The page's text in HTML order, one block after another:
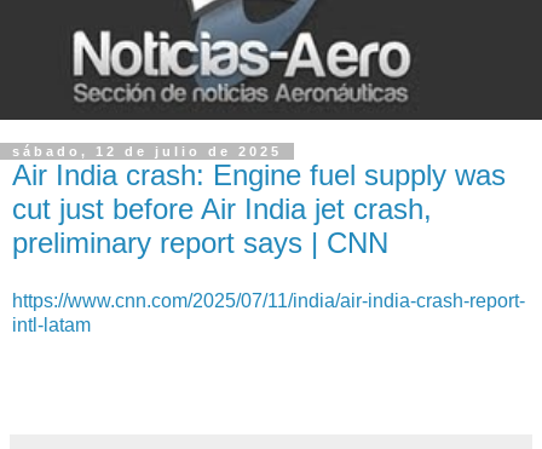
sábado, 12 de julio de 2025
Air India crash: Engine fuel supply was
cut just before Air India jet crash,
preliminary report says | CNN
https://www.cnn.com/2025/07/11/india/air-india-crash-report-
intl-latam